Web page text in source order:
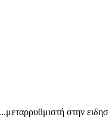
στην